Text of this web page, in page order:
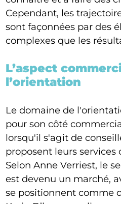
Cependant, les
sont façonnées par des
complexes que les
L’aspect
l’orientation
Le domaine de
pour son côté
lorsqu'il s'agit de
proposent leurs
Selon Anne Verriest, le
est devenu un marché,
se positionnent comme